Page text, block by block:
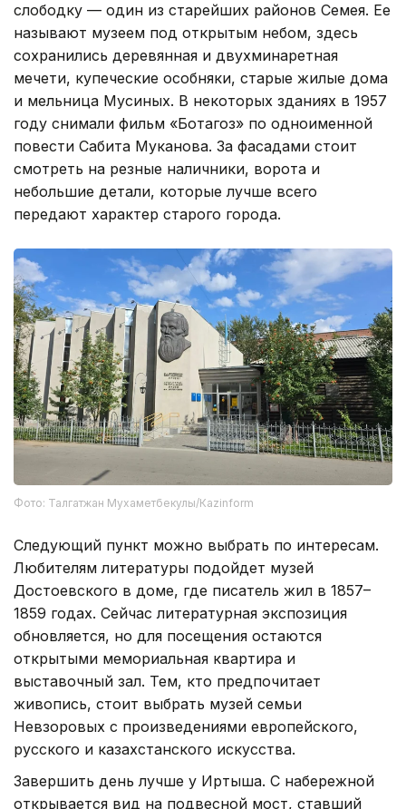
слободку — один из старейших районов Семея. Ее
называют музеем под открытым небом, здесь
сохранились деревянная и двухминаретная
мечети, купеческие особняки, старые жилые дома
и мельница Мусиных. В некоторых зданиях в 1957
году снимали фильм «Ботагоз» по одноименной
повести Сабита Муканова. За фасадами стоит
смотреть на резные наличники, ворота и
небольшие детали, которые лучше всего
передают характер старого города.
Фото: Талгатжан Мухаметбекулы/Кazinform
Следующий пункт можно выбрать по интересам.
Любителям литературы подойдет музей
Достоевского в доме, где писатель жил в 1857–
1859 годах. Сейчас литературная экспозиция
обновляется, но для посещения остаются
открытыми мемориальная квартира и
выставочный зал. Тем, кто предпочитает
живопись, стоит выбрать музей семьи
Невзоровых с произведениями европейского,
русского и казахстанского искусства.
Завершить день лучше у Иртыша. С набережной
открывается вид на подвесной мост, ставший